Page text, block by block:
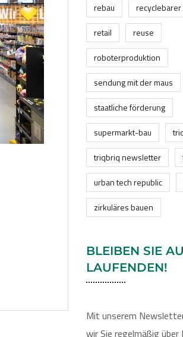
rebau
retail
reuse
roboterproduktion
sendung mit der maus
staatliche förderung
supermarkt-bau
triqbriq newsletter
urban tech republic
zirkuläres bauen
BLEIBEN SIE
LAUFENDEN!
Mit unserem
wir Sie regelmäßig über